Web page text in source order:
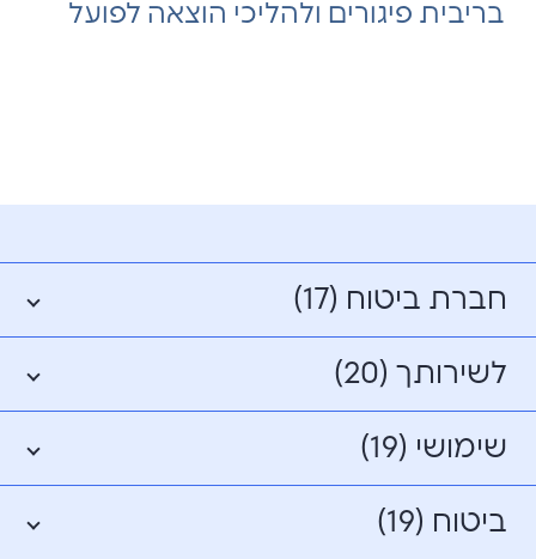
בריבית פיגורים ולהליכי הוצאה לפועל
חברת ביטוח (17)
לשירותך (20)
שימושי (19)
ביטוח (19)